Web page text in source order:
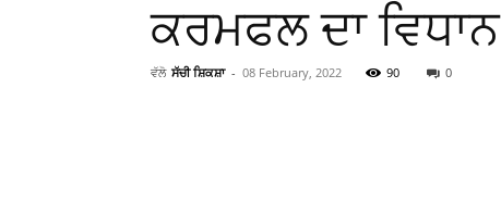
ਕਰਮਫਲ ਦਾ ਵਿਧਾਨ
ਵੱਲੋ ਸੱਚੀ ਸ਼ਿਕਸ਼ਾ - 08 February, 2022 90 0